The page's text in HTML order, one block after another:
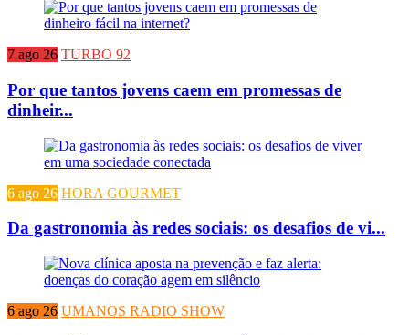
7 ago 26 TURBO 92
Por que tantos jovens caem em promessas de
dinheir...
6 ago 26 HORA GOURMET
Da gastronomia às redes sociais: os desafios de vi...
6 ago 26 UMANOS RADIO SHOW